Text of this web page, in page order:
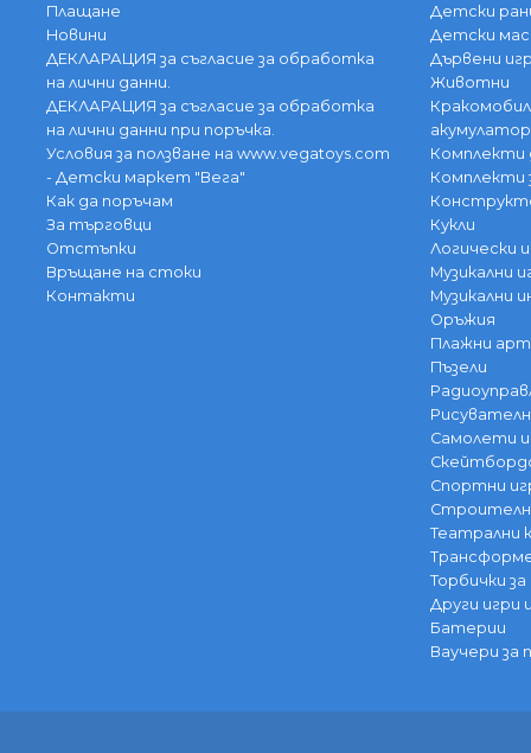
Плащане
Новини
ДЕКЛАРАЦИЯ за съгласие за обработка
на лични данни.
ДЕКЛАРАЦИЯ за съгласие за обработка
на лични данни при поръчка.
Условия за ползване на www.vegatoys.com
- Детски маркет "Вега"
Как да поръчам
За търговци
Отстъпки
Връщане на стоки
Контакти
Детски
Детски
Дървени
Животни
Комплекти
Комплекти
Кукли
Логически
Музикални
Музикални
Оръжия
Плажни
Пъзели
Самолети
Спортни
Театрални
Торбички
Други игри
Батерии
Ваучери за